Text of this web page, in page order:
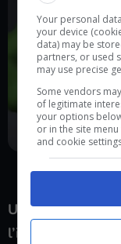
Ratchet & Clank,
Ward nel
Un momento
l’industria
Your personal
your device
data) may be
partners, or used
may use precise
Some vendors
of legitimate
your options
or in the site
and cookie